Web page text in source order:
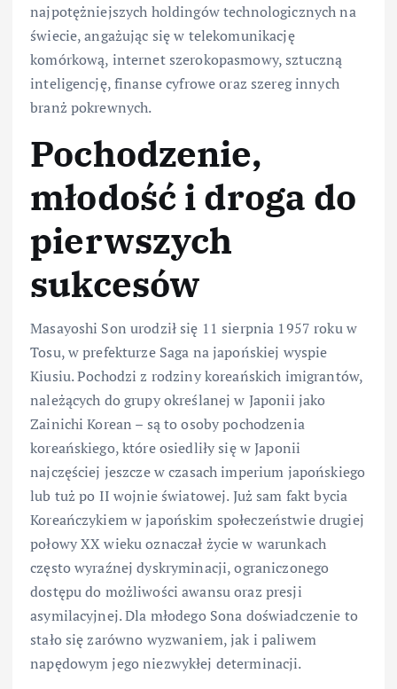
najpotężniejszych holdingów technologicznych na
świecie, angażując się w telekomunikację
komórkową, internet szerokopasmowy, sztuczną
inteligencję, finanse cyfrowe oraz szereg innych
branż pokrewnych.
Pochodzenie,
młodość i droga do
pierwszych
sukcesów
Masayoshi Son urodził się 11 sierpnia 1957 roku w
Tosu, w prefekturze Saga na japońskiej wyspie
Kiusiu. Pochodzi z rodziny koreańskich imigrantów,
należących do grupy określanej w Japonii jako
Zainichi Korean – są to osoby pochodzenia
koreańskiego, które osiedliły się w Japonii
najczęściej jeszcze w czasach imperium japońskiego
lub tuż po II wojnie światowej. Już sam fakt bycia
Koreańczykiem w japońskim społeczeństwie drugiej
połowy XX wieku oznaczał życie w warunkach
często wyraźnej dyskryminacji, ograniczonego
dostępu do możliwości awansu oraz presji
asymilacyjnej. Dla młodego Sona doświadczenie to
stało się zarówno wyzwaniem, jak i paliwem
napędowym jego niezwykłej determinacji.